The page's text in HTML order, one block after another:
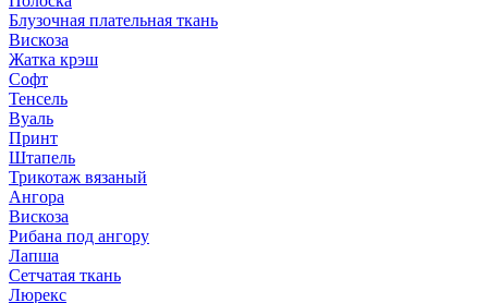
Блузочная плательная ткань
Вискоза
Жатка крэш
Софт
Тенсель
Вуаль
Принт
Штапель
Трикотаж вязаный
Ангора
Вискоза
Рибана под ангору
Лапша
Сетчатая ткань
Люрекс